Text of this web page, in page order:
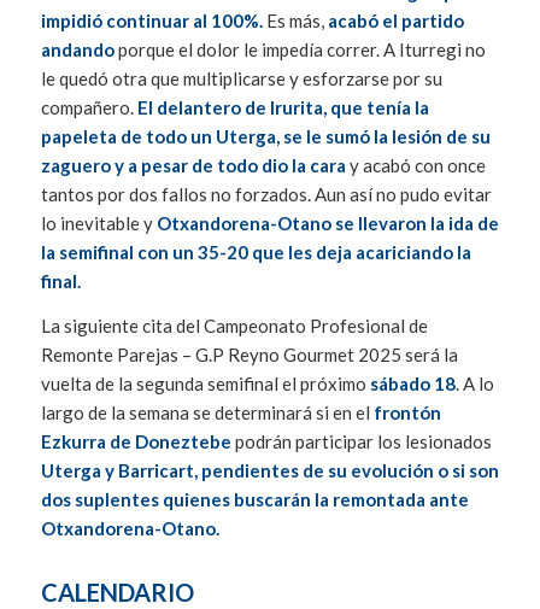
impidió continuar al 100%. Es más, acabó el partido
andandoporque el dolor le impedía correr. A Iturregi no
le quedó otra que multiplicarse y esforzarse por su
compañero.El delantero de Irurita, que tenía la
papeleta de todo un Uterga, se le sumó la lesión de su
zaguero y a pesar de todo dio la cara y acabó con once
tantos por dos fallos no forzados. Aun así no pudo evitar
lo inevitable y Otxandorena-Otano se llevaron la ida de
la semifinal con un 35-20 que les deja acariciando la
final.
La siguiente cita del Campeonato Profesional de
Remonte Parejas – G.P Reyno Gourmet 2025 será la
vuelta de la segunda semifinal el próximo sábado 18. A lo
largo de la semana se determinará si en el frontón
Ezkurra de Doneztebe podrán participar los lesionados
Uterga y Barricart, pendientes de su evolución o si son
dos suplentes quienes buscarán la remontada ante
Otxandorena-Otano.
CALENDARIO